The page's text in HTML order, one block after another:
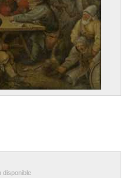
disponible